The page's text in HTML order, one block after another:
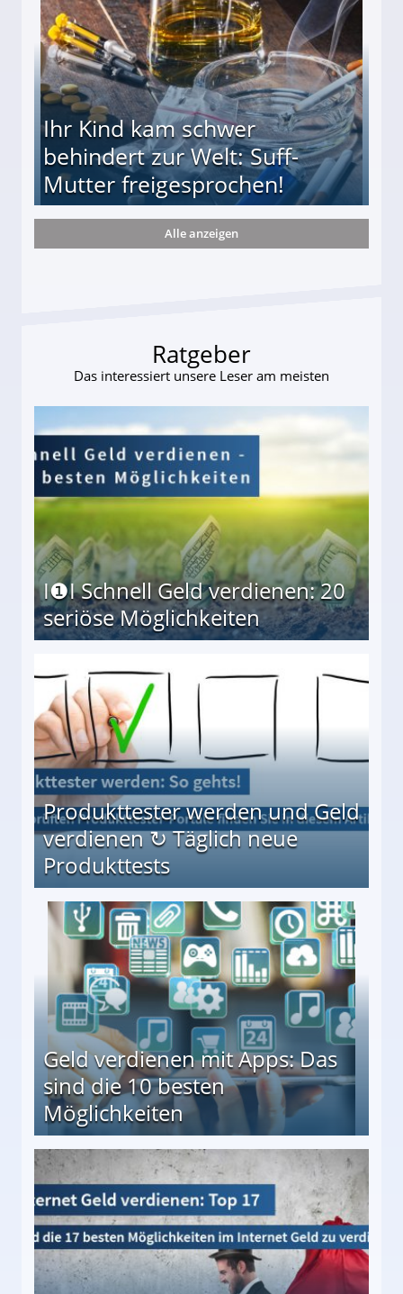
Ihr Kind kam schwer
behindert zur Welt: Suff-
Mutter freigesprochen!
Mutter freigesprochen!
Alle anzeigen
Ratgeber
Das interessiert unsere Leser am meisten
I❶I Schnell Geld verdienen: 20
seriöse Möglichkeiten
Produkttester werden und Geld
verdienen ↻ Täglich neue
Produkttests
↻ Täglich neue Produkttests
Geld verdienen mit Apps: Das
sind die 10 besten
Möglichkeiten
besten Möglichkeiten